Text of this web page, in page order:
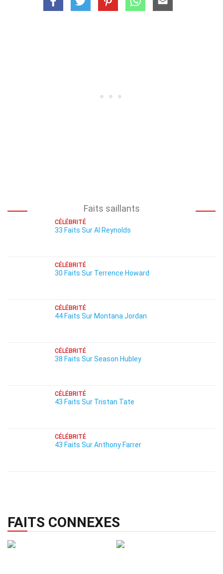
Faits saillants
CÉLÉBRITÉ
33 Faits Sur Al Reynolds
CÉLÉBRITÉ
30 Faits Sur Terrence Howard
CÉLÉBRITÉ
44 Faits Sur Montana Jordan
CÉLÉBRITÉ
38 Faits Sur Season Hubley
CÉLÉBRITÉ
43 Faits Sur Tristan Tate
CÉLÉBRITÉ
43 Faits Sur Anthony Farrer
FAITS CONNEXES